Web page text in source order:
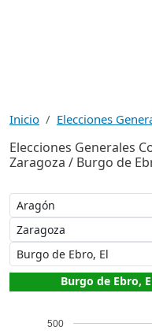
Inicio Elecciones
Elecciones Generales
Zaragoza / Burgo de
Burgo de Ebro,
500